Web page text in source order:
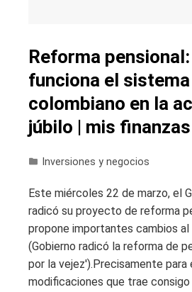
Reforma
funciona el
colombiano en la
júbilo | mis finanzas
Inversiones y negocios
Este miércoles 22 de marzo, el
radicó su proyecto de reforma
propone importantes cambios
(Gobierno radicó la reforma de
por la vejez').Precisamente para
modificaciones que trae consigo